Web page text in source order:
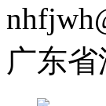
广东